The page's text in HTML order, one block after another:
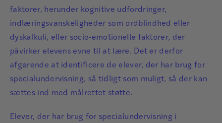
faktorer, herunder kognitive udfordringer,
indlæringsvanskeligheder som ordblindhed eller
dyskalkuli, eller socio-emotionelle faktorer, der
påvirker elevens evne til at lære. Det er derfor
afgørende at identificere de elever, der har brug for
specialundervisning, så tidligt som muligt, så der kan
sættes ind med målrettet støtte.
Elever, der har brug for specialundervisning i